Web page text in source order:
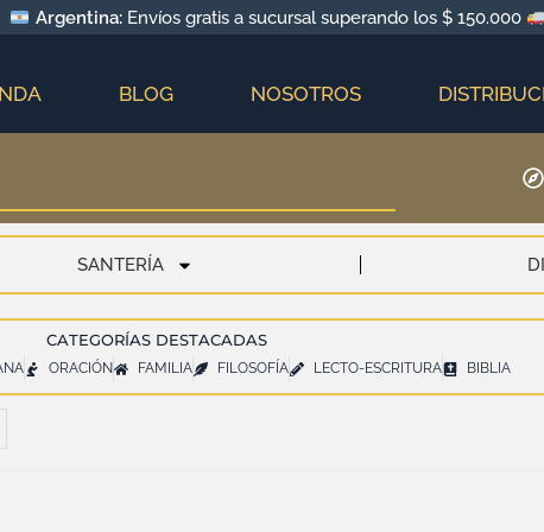
Argentina:Envíos gratis a sucursal superando los $ 150.000
BLOG NOSOTROS
SANTERÍA
CATEGORÍAS DESTACADAS
ORACIÓN FAMILIA FILOSOFÍA LECTO-ESCRITURA BIBLIA